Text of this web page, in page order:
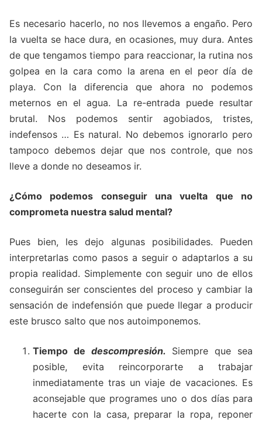
Es necesario hacerlo, no nos llevemos a engaño. Pero
la vuelta se hace dura, en ocasiones, muy dura. Antes
de que tengamos tiempo para reaccionar, la rutina nos
golpea en la cara como la arena en el peor día de
playa. Con la diferencia que ahora no podemos
meternos en el agua. La re-entrada puede resultar
brutal. Nos podemos sentir agobiados, tristes,
indefensos … Es natural. No debemos ignorarlo pero
tampoco debemos dejar que nos controle, que nos
lleve a donde no deseamos ir.
¿Cómo podemos conseguir una vuelta que no
comprometa nuestra salud mental?
Pues bien, les dejo algunas posibilidades. Pueden
interpretarlas como pasos a seguir o adaptarlos a su
propia realidad. Simplemente con seguir uno de ellos
conseguirán ser conscientes del proceso y cambiar la
sensación de indefensión que puede llegar a producir
este brusco salto que nos autoimponemos.
Tiempo dedescompresión. Siempre que sea
posible, evita reincorporarte a trabajar
inmediatamente tras un viaje de vacaciones. Es
aconsejable que programes uno o dos días para
hacerte con la casa, preparar la ropa, reponer